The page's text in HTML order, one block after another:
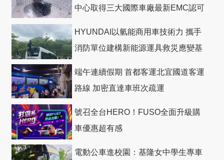
中心取得三大國際車廠最新EMC認可
HYUNDAI以氫能商用車技術力 攜手
消防單位建構新能源運具救災應變基
端午連續假期 首都客運北宜國道客運
路線 加密直達車班次疏運
號召全台HERO！FUSO全面升級購
車優惠超有感
電動公車進校園：基隆女中學生專車